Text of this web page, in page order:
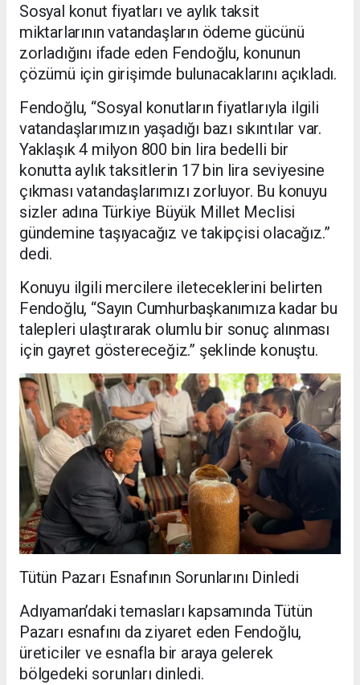
Sosyal konut fiyatları ve aylık taksit
miktarlarının vatandaşların ödeme gücünü
zorladığını ifade eden Fendoğlu, konunun
çözümü için girişimde bulunacaklarını açıkladı.
Fendoğlu, “Sosyal konutların fiyatlarıyla ilgili
vatandaşlarımızın yaşadığı bazı sıkıntılar var.
Yaklaşık 4 milyon 800 bin lira bedelli bir
konutta aylık taksitlerin 17 bin lira seviyesine
çıkması vatandaşlarımızı zorluyor. Bu konuyu
sizler adına Türkiye Büyük Millet Meclisi
gündemine taşıyacağız ve takipçisi olacağız.”
dedi.
Konuyu ilgili mercilere ileteceklerini belirten
Fendoğlu, “Sayın Cumhurbaşkanımıza kadar bu
talepleri ulaştırarak olumlu bir sonuç alınması
için gayret göstereceğiz.” şeklinde konuştu.
Tütün Pazarı Esnafının Sorunlarını Dinledi
Adıyaman’daki temasları kapsamında Tütün
Pazarı esnafını da ziyaret eden Fendoğlu,
üreticiler ve esnafla bir araya gelerek
bölgedeki sorunları dinledi.